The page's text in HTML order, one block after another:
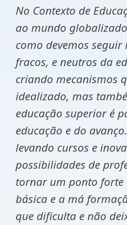
No Contexto de
ao mundo
como devemos
fracos, e neutros da
criando mecanismos
idealizado, mas
educação superior é
educação e do
levando cursos e
possibilidades de
tornar um ponto forte
básica e a má
que dificulta e não